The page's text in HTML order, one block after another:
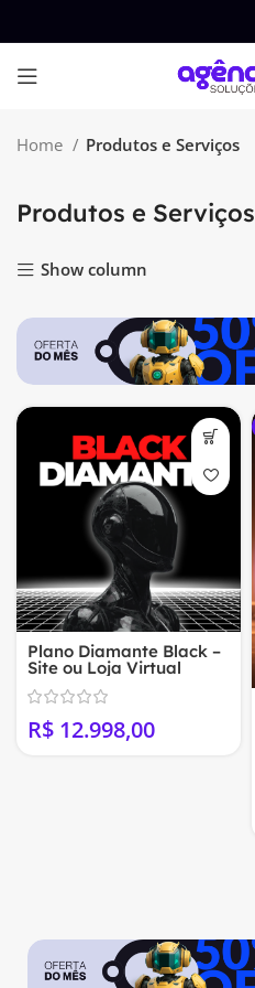
Home Produtos e Serviços
Produtos e Serviços
Show column
Plano Diamante Black –
Site ou Loja Virtual
Profissional
R$